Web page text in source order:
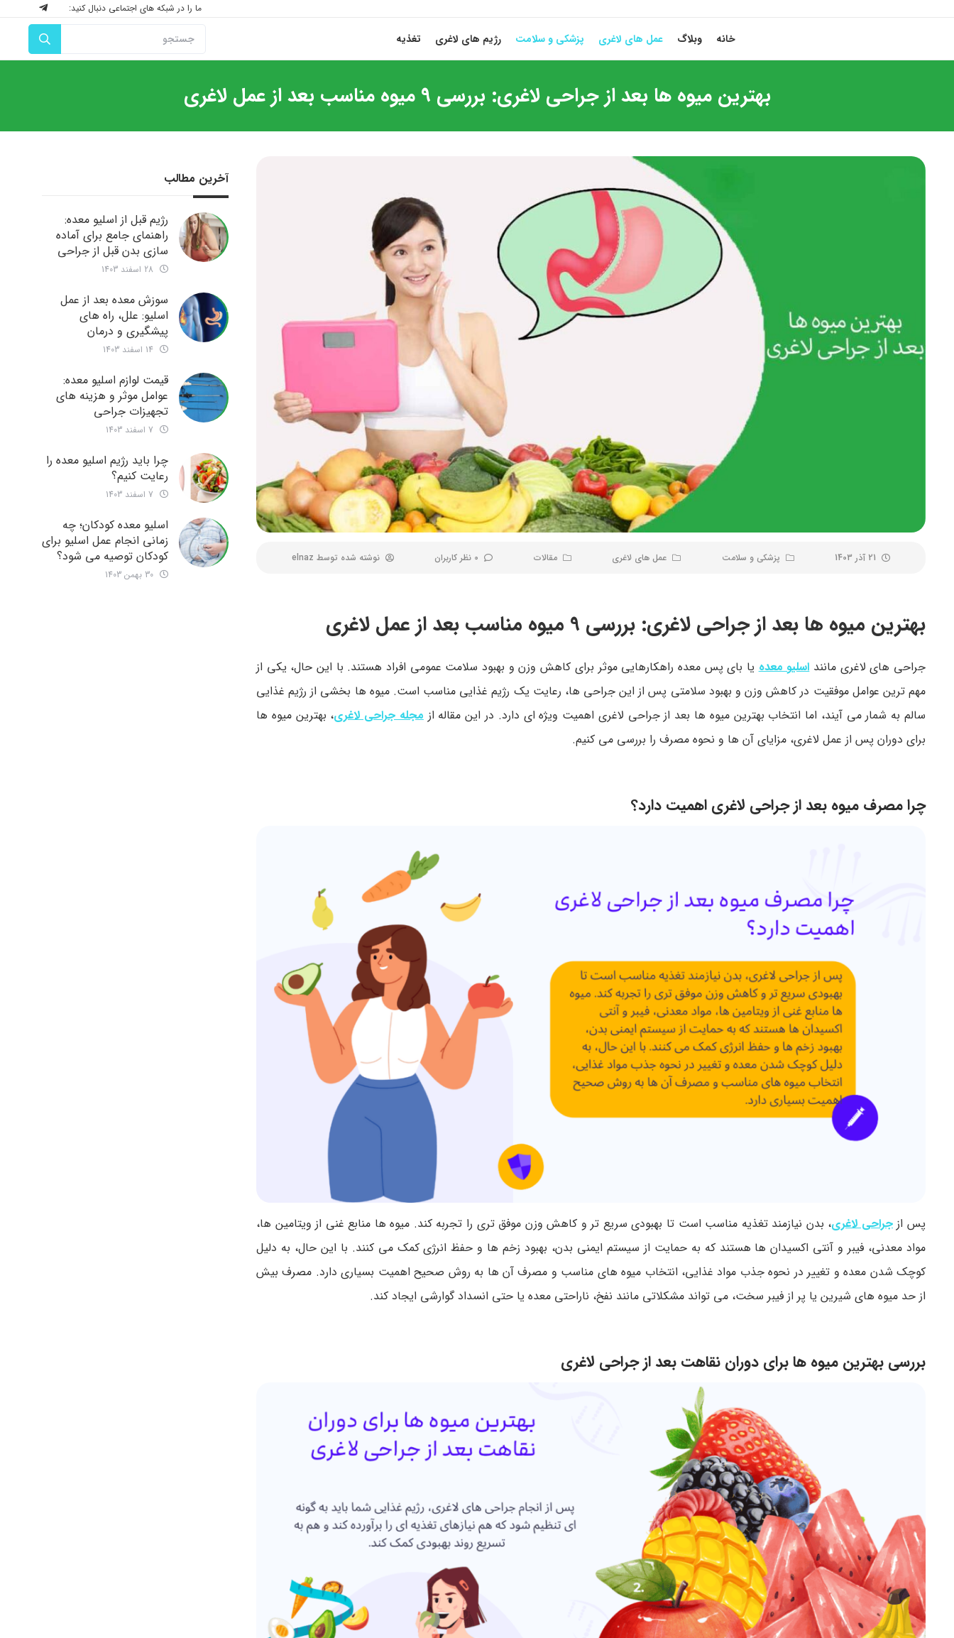
ما را در شبکه های اجتماعی دنبال کنید:
خانه وبلاگ عمل های لاغری پزشکی و سلامت رژیم های لاغری تغذیه
بهترین میوه ها بعد از جراحی لاغری: بررسی 9 میوه مناسب بعد از عمل لاغری
21 آذر 1403 پزشکی و سلامت عمل های لاغری مقالات 0 نظر کاربران نوشته شده توسط elnaz
بهترین میوه ها بعد از جراحی لاغری: بررسی 9 میوه مناسب بعد از عمل لاغری
جراحی های لاغری ماننداسلیو معدهیا بای پس معده راهکارهایی موثر برای کاهش وزن و بهبود سلامت عمومی افراد هستند. با این حال، یکی از
مهم ترین عوامل موفقیت در کاهش وزن و بهبود سلامتی پس از این جراحی ها، رعایت یک رژیم غذایی مناسب است. میوه ها بخشی از رژیم غذایی
سالم به شمار می آیند، اما انتخاب بهترین میوه ها بعد از جراحی لاغری اهمیت ویژه ای دارد. در این مقاله ازمجله جراحی لاغری، بهترین میوه ها
برای دوران پس از عمل لاغری، مزایای آن ها و نحوه مصرف را بررسی می کنیم.
چرا مصرف میوه بعد از جراحی لاغری اهمیت دارد؟
پس ازجراحی لاغری، بدن نیازمند تغذیه مناسب است تا بهبودی سریع تر و کاهش وزن موفق تری را تجربه کند. میوه ها منابع غنی از ویتامین ها،
مواد معدنی، فیبر و آنتی اکسیدان ها هستند که به حمایت از سیستم ایمنی بدن، بهبود زخم ها و حفظ انرژی کمک می کنند. با این حال، به دلیل
کوچک شدن معده و تغییر در نحوه جذب مواد غذایی، انتخاب میوه های مناسب و مصرف آن ها به روش صحیح اهمیت بسیاری دارد. مصرف بیش
از حد میوه های شیرین یا پر از فیبر سخت، می تواند مشکلاتی مانند نفخ، ناراحتی معده یا حتی انسداد گوارشی ایجاد کند.
بررسی بهترین میوه ها برای دوران نقاهت بعد از جراحی لاغری
آخرین مطالب
رژیم قبل از اسلیو معده:
راهنمای جامع برای آماده
سازی بدن قبل از جراحی
سوزش معده بعد از عمل
اسلیو: علل، راه های
پیشگیری و درمان
قیمت لوازم اسلیو معده:
عوامل موثر و هزینه های
تجهیزات جراحی
چرا باید رژیم اسلیو معده را
رعایت کنیم؟
اسلیو معده کودکان؛ چه
زمانی انجام عمل اسلیو برای
کودکان توصیه می شود؟